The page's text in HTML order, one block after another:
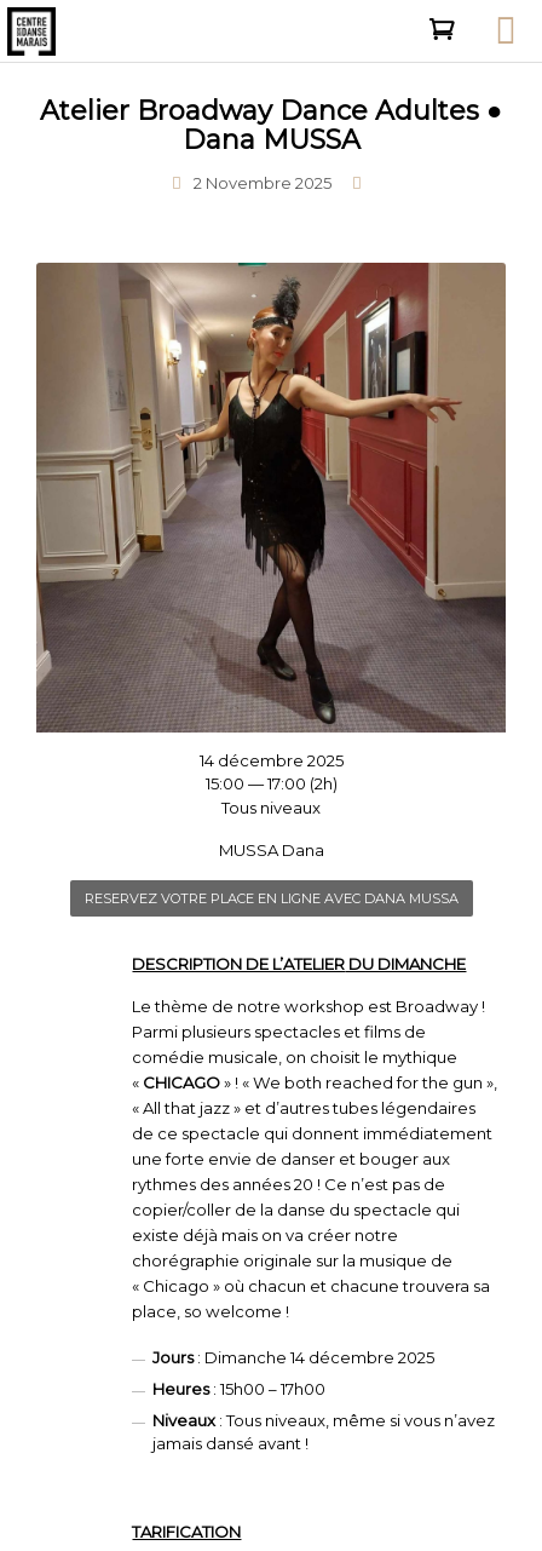
Atelier Broadway Dance Adultes ●
Dana MUSSA
2 Novembre 2025
DESCRIPTION DE L’ATELIER DU DIMANCHE
Le thème de notre workshop est Broadway !
Parmi plusieurs spectacles et films de
comédie musicale, on choisit le mythique
« CHICAGO» ! « We both reached for the gun »,
« All that jazz » et d’autres tubes légendaires
de ce spectacle qui donnent immédiatement
une forte envie de danser et bouger aux
rythmes des années 20 ! Ce n’est pas de
copier/coller de la danse du spectacle qui
existe déjà mais on va créer notre
chorégraphie originale sur la musique de
« Chicago » où chacun et chacune trouvera sa
place, so welcome !
Jours: Dimanche 14 décembre 2025
Heures: 15h00 – 17h00
Niveaux: Tous niveaux, même si vous n’avez
jamais dansé avant !
TARIFICATION
14 décembre 2025
15:00 — 17:00 (2h)
Tous niveaux
MUSSA Dana
RESERVEZ VOTRE PLACE EN LIGNE AVEC DANA MUSSA